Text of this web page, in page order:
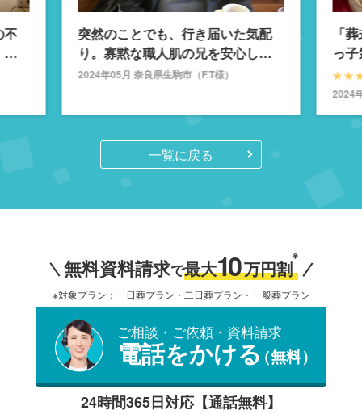
不
不
突然のことでも、行き届いた気配
り。寡黙な職人肌の兄を安心して
見送れました
2024年05月 奈良県生駒市（F.T様）
「
っ
を
2024
一覧に戻る
無料資料請求で最大10万円割
※
※対象プラン：一日葬プラン・二日葬プラン・一般葬プラン
ご相談・ご依頼・資料請求
電話をかける（無料）
24時間365日対応【通話無料】